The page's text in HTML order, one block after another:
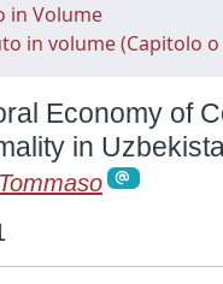
in Volume
in volume (Capitolo o
Economy of
in